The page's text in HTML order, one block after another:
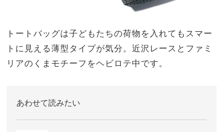
トートバッグは子どもたちの荷物を入れてもスマー
トに見える薄型タイプが気分。近沢レースとファミ
リアのくまモチーフをヘビロテ中です。
あわせて読みたい